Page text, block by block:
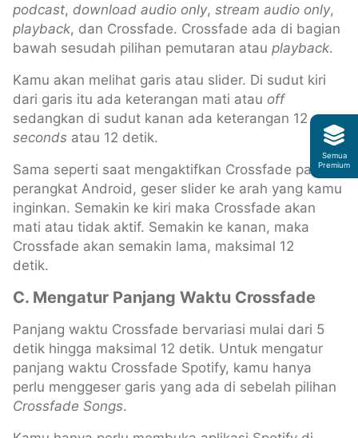
podcast, download audio only, stream audio only,
playback, dan Crossfade. Crossfade ada di bagian
bawah sesudah pilihan pemutaran atau playback.
Kamu akan melihat garis atau slider. Di sudut kiri
dari garis itu ada keterangan mati atau off
sedangkan di sudut kanan ada keterangan 12
seconds atau 12 detik.
Sama seperti saat mengaktifkan Crossfade pada
perangkat Android, geser slider ke arah yang kamu
inginkan. Semakin ke kiri maka Crossfade akan
mati atau tidak aktif. Semakin ke kanan, maka
Crossfade akan semakin lama, maksimal 12
detik.
C. Mengatur Panjang Waktu Crossfade
Panjang waktu Crossfade bervariasi mulai dari 5
detik hingga maksimal 12 detik. Untuk mengatur
panjang waktu Crossfade Spotify, kamu hanya
perlu menggeser garis yang ada di sebelah pilihan
Crossfade Songs.
Semua
Premium